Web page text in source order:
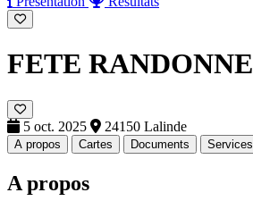
FETE
5 oct. 2025 24150 Lalinde
A propos Cartes Documents Services
A propos